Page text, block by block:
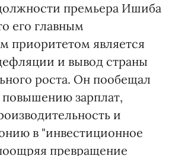
премьера Ишиба
его главным
приоритетом является
и вывод страны
роста. Он пообещал
повышению зарплат,
и
в "инвестиционное
превращение